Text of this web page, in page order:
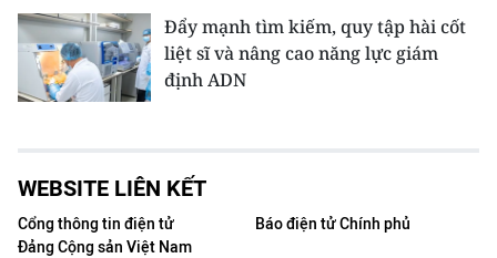
Đẩy mạnh tìm kiếm, quy tập hài cốt
liệt sĩ và nâng cao năng lực giám
định ADN
WEBSITE LIÊN KẾT
Cổng thông tin điện tử
Đảng Cộng sản Việt Nam
Báo điện tử Chính phủ